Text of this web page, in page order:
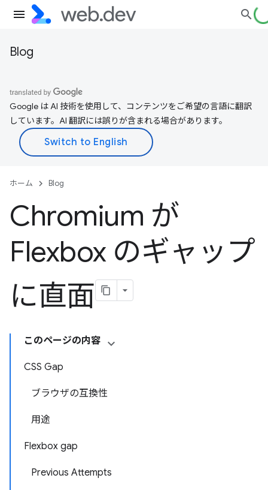
Blog
Google は AI 技術を使用して、コンテンツをご希望の言語に翻訳
しています。AI 翻訳には誤りが含まれる場合があります。
ホーム Blog
Chromium が
Flexbox のギャップ
に直面
このページの内容
CSS Gap
ブラウザの互換性
用途
Flexbox gap
Previous Attempts